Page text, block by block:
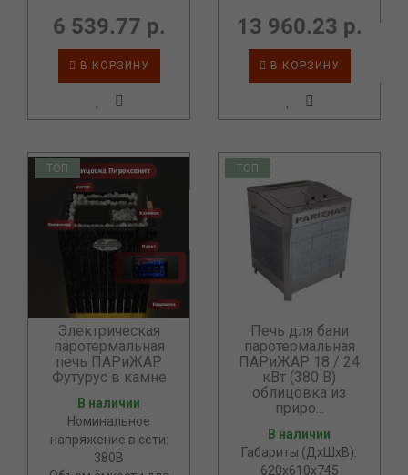
6 539.77 р.
В КОРЗИНУ
13 960.23 р.
В КОРЗИНУ
ТОП
Электрическая
паротермальная
печь ПАРиЖАР
Футурус в камне
В наличии
Номинальное
напряжение в сети:
380В
ТОП
Печь для бани
паротермальная
ПАРиЖАР 18 / 24
кВт (380 В)
облицовка из
приро...
В наличии
Габариты (ДхШхВ):
620х610х745